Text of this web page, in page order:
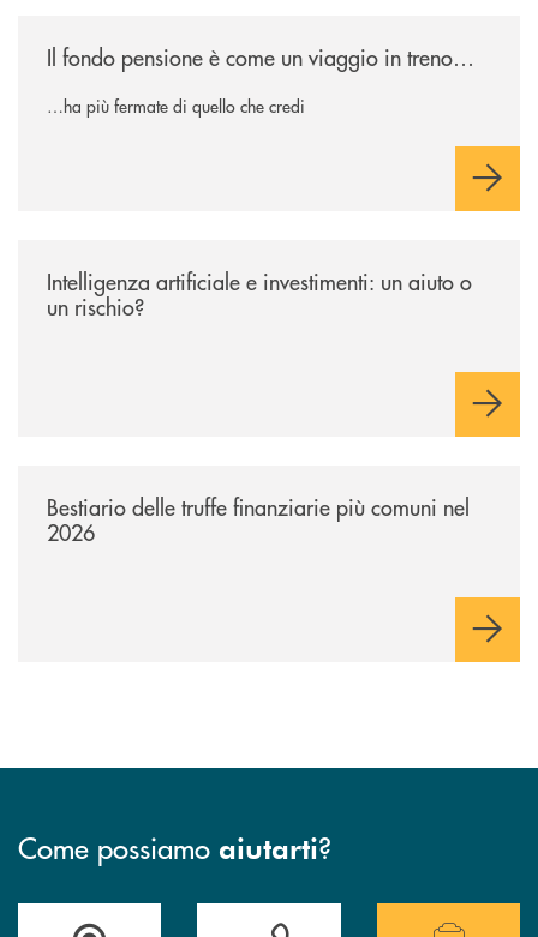
Il fondo pensione è come un viaggio in treno…
…ha più fermate di quello che credi
Intelligenza artificiale e investimenti: un aiuto o
un rischio?
Bestiario delle truffe finanziarie più comuni nel
2026
Come possiamo aiutarti?
Accedi all' elenco completo delle filiali .Hai bisogno di assistenza immediata ?
Hai bisogno di